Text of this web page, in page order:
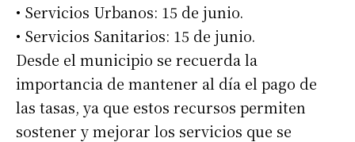
• Servicios Urbanos: 15 de junio.
• Servicios Sanitarios: 15 de junio.
Desde el municipio se recuerda la
importancia de mantener al día el pago de
las tasas, ya que estos recursos permiten
sostener y mejorar los servicios que se